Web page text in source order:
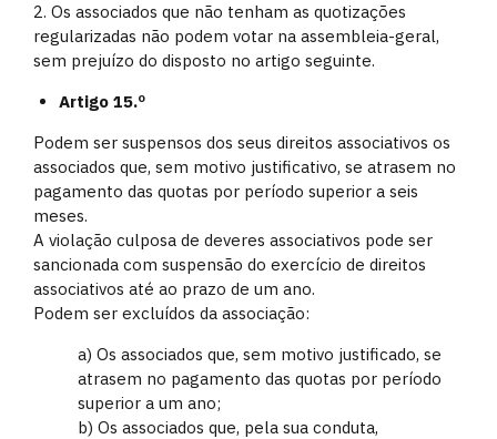
2. Os associados que não tenham as quotizações
regularizadas não podem votar na assembleia-geral,
sem prejuízo do disposto no artigo seguinte.
Artigo 15.º
Podem ser suspensos dos seus direitos associativos os
associados que, sem motivo justificativo, se atrasem no
pagamento das quotas por período superior a seis
meses.
A violação culposa de deveres associativos pode ser
sancionada com suspensão do exercício de direitos
associativos até ao prazo de um ano.
Podem ser excluídos da associação:
a) Os associados que, sem motivo justificado, se
atrasem no pagamento das quotas por período
superior a um ano;
b) Os associados que, pela sua conduta,